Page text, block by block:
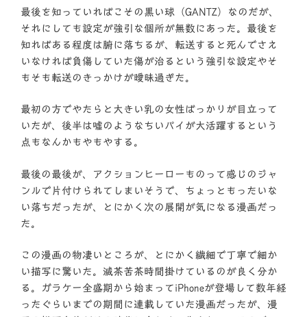
最後を知っていればこその黒い球（GANTZ）なのだが、
それにしても設定が強引な個所が無数にあった。最後を
知ればある程度は腑に落ちるが、転送すると死んでさえ
いなければ負傷していた傷が治るという強引な設定やそ
もそも転送のきっかけが曖昧過ぎた。
最初の方でやたらと大きい乳の女性ばっかりが目立って
いたが、後半は嘘のようなちいパイが大活躍するという
点もなんかもやもやする。
最後の最後が、アクションヒーローものって感じのジャ
ンルで片付けられてしまいそうで、ちょっともったいな
い落ちだったが、とにかく次の展開が気になる漫画だっ
た。
この漫画の物凄いところが、とにかく繊細で丁寧で細か
い描写に驚いた。滅茶苦茶時間掛けているのが良く分か
る。ガラケー全盛期から始まってiPhoneが登場して数年経
ったぐらいまでの期間に連載していた漫画だったが、漫